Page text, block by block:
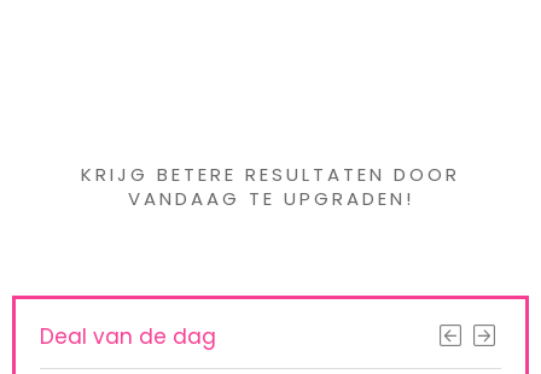
KRIJG BETERE RESULTATEN DOOR
VANDAAG TE UPGRADEN!
Deal van de dag